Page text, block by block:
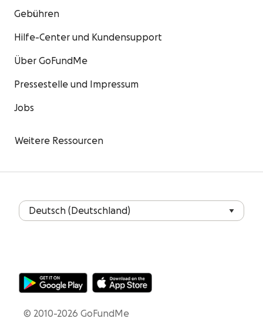
Gebühren
Hilfe-Center und Kundensupport
Über GoFundMe
Pressestelle und Impressum
Jobs
Weitere Ressourcen
© 2010-2026 GoFundMe